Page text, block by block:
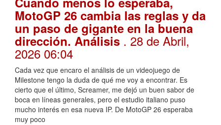
MotoGP 26 cambia las reglas y da
un paso de gigante en la buena
dirección. Análisis . 28 de Abril,
2026 06:04
Cada vez que encaro el análisis de un videojuego de
Milestone tengo la duda de qué me voy a encontrar. Es
cierto que el último, Screamer, me dejó un buen sabor de
boca en líneas generales, pero el estudio italiano puso
mucho interés en esa nueva IP. De MotoGP 26 esperaba
muy poco